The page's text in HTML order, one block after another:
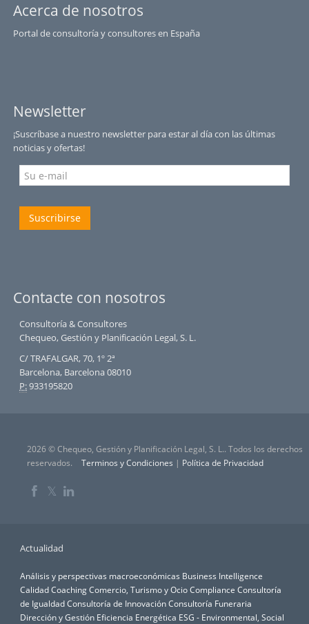
Acerca de nosotros
Portal de consultoría y consultores en España
Newsletter
¡Suscríbase a nuestro newsletter para estar al día con las últimas
noticias y ofertas!
Suscribirse
Contacte con nosotros
Consultoría & Consultores
Chequeo, Gestión y Planificación Legal, S. L.
C/ TRAFALGAR, 70, 1º 2ª
Barcelona, Barcelona 08010
P:933195820
2026 © Chequeo, Gestión y Planificación Legal, S. L.. Todos los derechos
reservados.
Terminos y Condiciones | Política de Privacidad
𝕏
Actualidad
Análisis y perspectivas macroeconómicas Business Intelligence
CalidadCoachingComercio, Turismo y OcioCompliance Consultoría
de IgualdadConsultoría de InnovaciónConsultoría Funeraria
Dirección y Gestión Eficiencia Energética ESG - Environmental, Social